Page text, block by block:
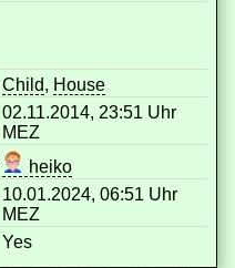
Child, House
02.11.2014, 23:51 Uhr
MEZ
heiko
10.01.2024, 06:51 Uhr
MEZ
Yes